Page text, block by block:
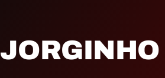
JORGINHO